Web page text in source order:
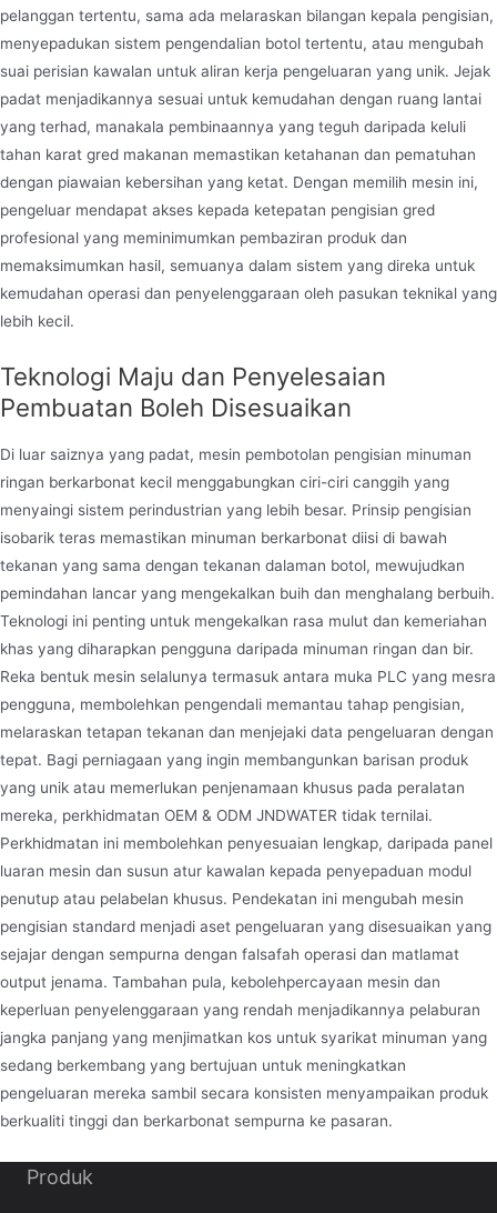
pelanggan tertentu, sama ada melaraskan bilangan kepala pengisian,
menyepadukan sistem pengendalian botol tertentu, atau mengubah
suai perisian kawalan untuk aliran kerja pengeluaran yang unik. Jejak
padat menjadikannya sesuai untuk kemudahan dengan ruang lantai
yang terhad, manakala pembinaannya yang teguh daripada keluli
tahan karat gred makanan memastikan ketahanan dan pematuhan
dengan piawaian kebersihan yang ketat. Dengan memilih mesin ini,
pengeluar mendapat akses kepada ketepatan pengisian gred
profesional yang meminimumkan pembaziran produk dan
memaksimumkan hasil, semuanya dalam sistem yang direka untuk
kemudahan operasi dan penyelenggaraan oleh pasukan teknikal yang
lebih kecil.
Teknologi Maju dan Penyelesaian
Pembuatan Boleh Disesuaikan
Di luar saiznya yang padat, mesin pembotolan pengisian minuman
ringan berkarbonat kecil menggabungkan ciri-ciri canggih yang
menyaingi sistem perindustrian yang lebih besar. Prinsip pengisian
isobarik teras memastikan minuman berkarbonat diisi di bawah
tekanan yang sama dengan tekanan dalaman botol, mewujudkan
pemindahan lancar yang mengekalkan buih dan menghalang berbuih.
Teknologi ini penting untuk mengekalkan rasa mulut dan kemeriahan
khas yang diharapkan pengguna daripada minuman ringan dan bir.
Reka bentuk mesin selalunya termasuk antara muka PLC yang mesra
pengguna, membolehkan pengendali memantau tahap pengisian,
melaraskan tetapan tekanan dan menjejaki data pengeluaran dengan
tepat. Bagi perniagaan yang ingin membangunkan barisan produk
yang unik atau memerlukan penjenamaan khusus pada peralatan
mereka, perkhidmatan OEM & ODM JNDWATER tidak ternilai.
Perkhidmatan ini membolehkan penyesuaian lengkap, daripada panel
luaran mesin dan susun atur kawalan kepada penyepaduan modul
penutup atau pelabelan khusus. Pendekatan ini mengubah mesin
pengisian standard menjadi aset pengeluaran yang disesuaikan yang
sejajar dengan sempurna dengan falsafah operasi dan matlamat
output jenama. Tambahan pula, kebolehpercayaan mesin dan
keperluan penyelenggaraan yang rendah menjadikannya pelaburan
jangka panjang yang menjimatkan kos untuk syarikat minuman yang
sedang berkembang yang bertujuan untuk meningkatkan
pengeluaran mereka sambil secara konsisten menyampaikan produk
berkualiti tinggi dan berkarbonat sempurna ke pasaran.
Produk